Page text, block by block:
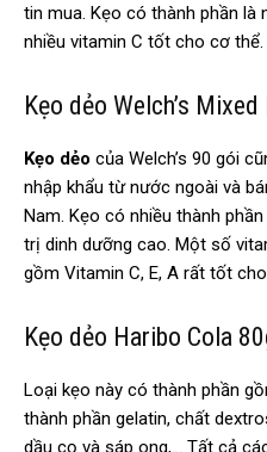
tin mua. Kẹo có thành phần
nhiều vitamin C tốt cho cơ thể.
Kẹo dẻo Welch’s
Kẹo dẻo của Welch’s 90 gói
nhập khẩu từ nước ngoài và
Nam. Kẹo có nhiều thành
trị dinh dưỡng cao. Một số
gồm Vitamin C, E, A rất tốt
Kẹo dẻo Haribo Cola
Loại kẹo này có thành phần
thành phần gelatin, chất
dầu cọ và sáp ong,… Tất cả